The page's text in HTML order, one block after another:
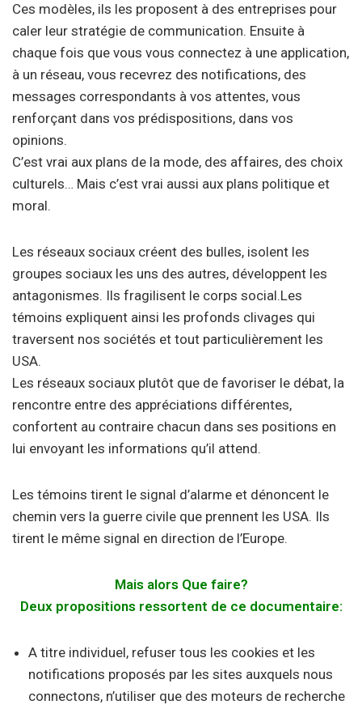
Ces modèles, ils les proposent à des entreprises pour
caler leur stratégie de communication. Ensuite à
chaque fois que vous vous connectez à une application,
à un réseau, vous recevrez des notifications, des
messages correspondants à vos attentes, vous
renforçant dans vos prédispositions, dans vos
opinions.
C’est vrai aux plans de la mode, des affaires, des choix
culturels… Mais c’est vrai aussi aux plans politique et
moral.
Les réseaux sociaux créent des bulles, isolent les
groupes sociaux les uns des autres, développent les
antagonismes. Ils fragilisent le corps social.Les
témoins expliquent ainsi les profonds clivages qui
traversent nos sociétés et tout particulièrement les
USA.
Les réseaux sociaux plutôt que de favoriser le débat, la
rencontre entre des appréciations différentes,
confortent au contraire chacun dans ses positions en
lui envoyant les informations qu’il attend.
Les témoins tirent le signal d’alarme et dénoncent le
chemin vers la guerre civile que prennent les USA. Ils
tirent le même signal en direction de l’Europe.
Mais alors Que faire?
Deux propositions ressortent de ce documentaire:
A titre individuel, refuser tous les cookies et les
notifications proposés par les sites auxquels nous
connectons, n’utiliser que des moteurs de recherche